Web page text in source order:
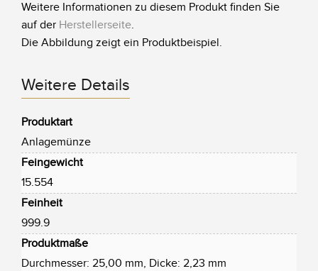
Weitere Informationen zu diesem Produkt finden Sie
auf der Herstellerseite.
Die Abbildung zeigt ein Produktbeispiel.
Weitere Details
Produktart
Anlagemünze
Feingewicht
15.554
Feinheit
999.9
Produktmaße
Durchmesser: 25,00 mm, Dicke: 2,23 mm